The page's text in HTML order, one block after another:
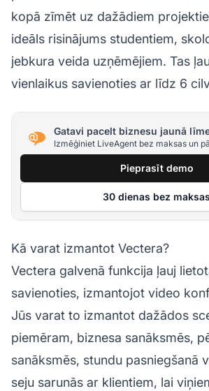
kopā zīmēt uz dažādiem
ideāls risinājums studentiem,
jebkura veida uzņēmējiem. Tas
vienlaikus savienoties ar līdz 6
Gatavi pacelt biznesu jaunā
Izmēģiniet LiveAgent bez maksas un
Pieprasīt demo
30 dienas bez maksas
Kā varat izmantot Vectera?
Vectera galvenā funkcija ļauj
savienoties, izmantojot video
Jūs varat to izmantot dažādos
piemēram, biznesa sanāksmēs,
sanāksmēs, stundu pasniegšanā
seju sarunās ar klientiem, lai